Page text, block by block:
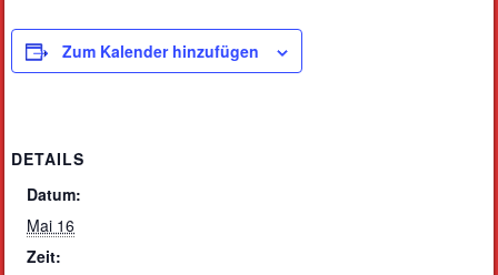
Zum Kalender hinzufügen
DETAILS
Datum:
Mai 16
Zeit: